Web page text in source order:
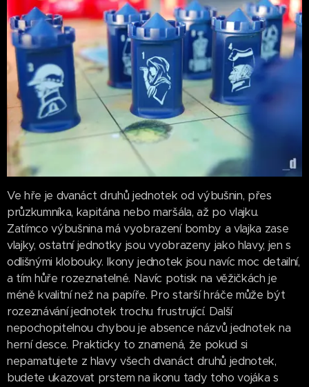
Ve hře je dvanáct druhů jednotek od výbušnin, přes
průzkumníka, kapitána nebo maršála, až po vlajku.
Zatímco výbušnina má vyobrazení bomby a vlajka zase
vlajky, ostatní jednotky jsou vyobrazeny jako hlavy, jen s
odlišnými klobouky. Ikony jednotek jsou navíc moc detailní,
a tím hůře rozeznatelné. Navíc potisk na věžičkách je
méně kvalitní než na papíře. Pro starší hráče může být
rozeznávání jednotek trochu frustrující. Další
nepochopitelnou chybou je absence názvů jednotek na
herní desce. Prakticky to znamená, že pokud si
nepamatujete z hlavy všech dvanáct druhů jednotek,
budete ukazovat prstem na ikonu tady toho vojáka s